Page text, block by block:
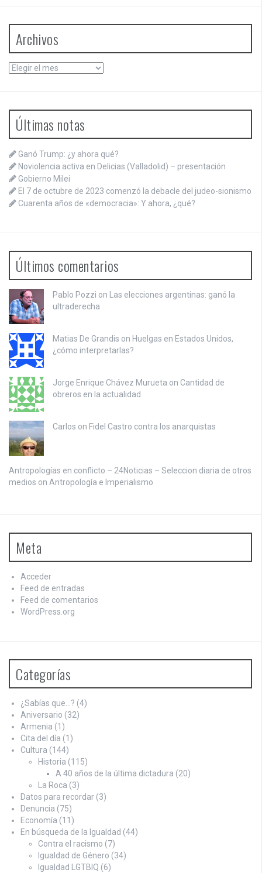
Archivos
Archivos
Últimas notas
Ganó Trump: ¿y ahora qué?
Noviolencia activa en Delicias (Valladolid) – presentación
Gobierno Milei
El 7 de octubre de 2023 comenzó la debacle del judeo-sionismo
Cuarenta años de «democracia»: Y ahora, ¿qué?
Últimos comentarios
Pablo Pozzi on Las elecciones argentinas: ganó la
ultraderecha
Matias De Grandis on Huelgas en Estados Unidos,
¿cómo interpretarlas?
Jorge Enrique Chávez Murueta on Cantidad de
obreros en la actualidad
Carlos on Fidel Castro contra los anarquistas
Antropologías en conflicto – 24Noticias – Seleccion diaria de otros
medios on Antropología e Imperialismo
Meta
Acceder
Feed de entradas
Feed de comentarios
WordPress.org
Categorías
¿Sabías que…? (4)
Aniversario (32)
Armenia (1)
Cita del día (1)
Cultura (144)
Historia (115)
A 40 años de la última dictadura (20)
La Roca (3)
Datos para recordar (3)
Denuncia (75)
Economía (11)
En búsqueda de la Igualdad (44)
Contra el racismo (7)
Igualdad de Género (34)
Igualdad LGTBIQ (6)